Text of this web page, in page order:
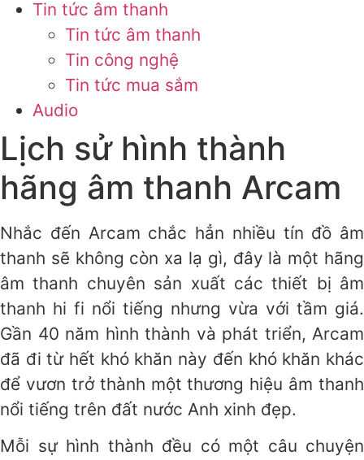
Tin tức âm thanh
Tin tức âm thanh
Tin công nghệ
Tin tức mua sắm
Audio
Lịch sử hình thành
hãng âm thanh Arcam
Nhắc đến Arcam chắc hẳn nhiều tín đồ âm
thanh sẽ không còn xa lạ gì, đây là một hãng
âm thanh chuyên sản xuất các thiết bị âm
thanh hi fi nổi tiếng nhưng vừa với tầm giá.
Gần 40 năm hình thành và phát triển, Arcam
đã đi từ hết khó khăn này đến khó khăn khác
để vươn trở thành một thương hiệu âm thanh
nổi tiếng trên đất nước Anh xinh đẹp.
Mỗi sự hình thành đều có một câu chuyện